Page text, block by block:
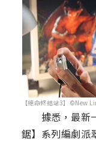
【絕命終結站3】©New
據悉，最新一
鋸】系列編劇派